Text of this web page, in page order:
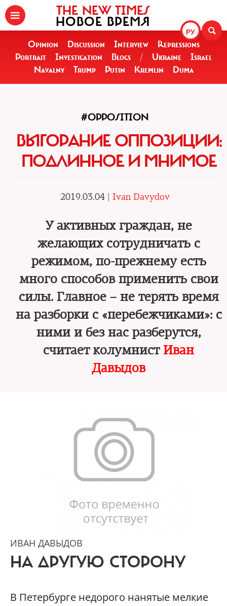
РУ
THE NEW TIMES
НОВОЕ ВРЕМЯ
Opinion Discussion Interview
Repressions
Portrait
Investigation Blogs / Ukraine
Israel
Navalny
Trump Putin Kremlin Duma
#OPPOSITION
ВЫГОРАНИЕ ОППОЗИЦИИ:
ПОДЛИННОЕ И МНИМОЕ
2019.03.04 | Ivan Davydov
У активных граждан, не
желающих сотрудничать с
режимом, по-прежнему есть
много способов применить свои
силы. Главное – не терять время
на разборки с «перебежчиками»: с
ними и без нас разберутся,
считает колумнист Иван
Давыдов
ИВАН ДАВЫДОВ
НА ДРУГУЮ СТОРОНУ
В Петербурге недорого нанятые мелкие